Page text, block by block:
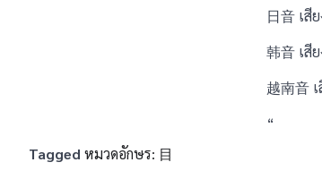
日音 เสี
韩音 เสี
越南音
“
Tagged หมวดอักษร: 目